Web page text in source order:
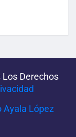
Derechos
Ayala López